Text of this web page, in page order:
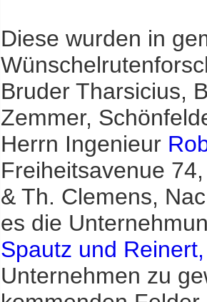
Diese wurden in
Bruder Tharsicius,
Zemmer,
Herrn Ingenieur
Freiheitsavenue
& Th. Clemens,
es die
Spautz und
Unternehmen zu